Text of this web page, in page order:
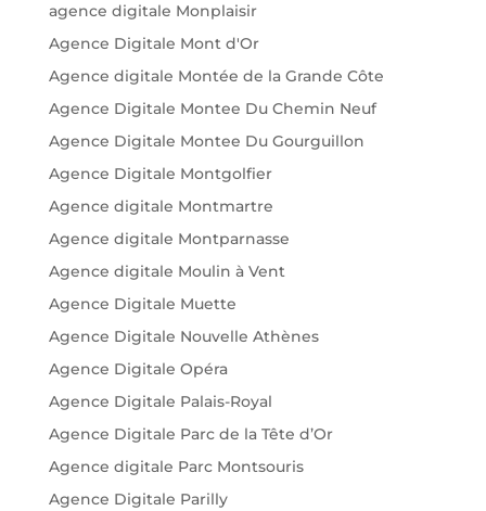
agence digitale Monplaisir
Agence Digitale Mont d'Or
Agence digitale Montée de la Grande Côte
Agence Digitale Montee Du Chemin Neuf
Agence Digitale Montee Du Gourguillon
Agence Digitale Montgolfier
Agence digitale Montmartre
Agence digitale Montparnasse
Agence digitale Moulin à Vent
Agence Digitale Muette
Agence Digitale Nouvelle Athènes
Agence Digitale Opéra
Agence Digitale Palais-Royal
Agence Digitale Parc de la Tête d’Or
Agence digitale Parc Montsouris
Agence Digitale Parilly